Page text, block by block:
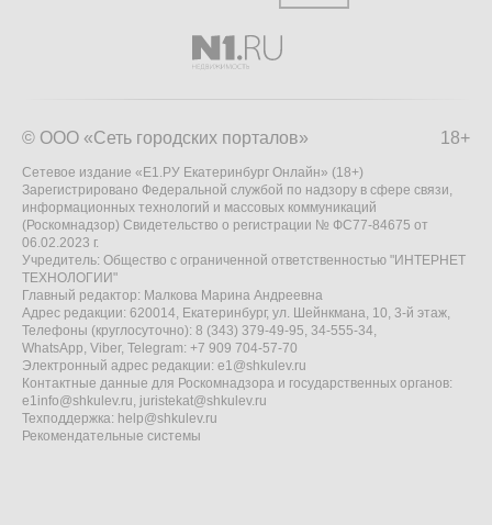
18+
© ООО «Сеть городских порталов»
Сетевое издание «Е1.РУ Екатеринбург Онлайн» (18+)
Зарегистрировано Федеральной службой по надзору в сфере связи,
информационных технологий и массовых коммуникаций
(Роскомнадзор) Свидетельство о регистрации № ФС77-84675 от
06.02.2023 г.
Учредитель: Общество с ограниченной ответственностью "ИНТЕРНЕТ
ТЕХНОЛОГИИ"
Главный редактор: Малкова Марина Андреевна
Адрес редакции: 620014, Екатеринбург, ул. Шейнкмана, 10, 3-й этаж,
Телефоны (круглосуточно): 8 (343) 379-49-95, 34-555-34,
WhatsApp, Viber, Telegram: +7 909 704-57-70
Электронный адрес редакции: e1@shkulev.ru
Контактные данные для Роскомнадзора и государственных органов:
e1info@shkulev.ru, juristekat@shkulev.ru
Техподдержка: help@shkulev.ru
Рекомендательные системы